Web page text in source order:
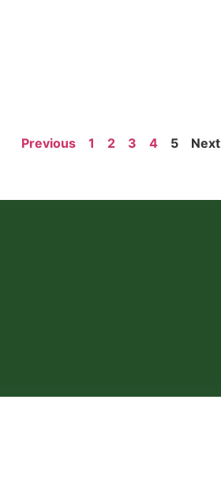
Previous 1 2 3 4 5 Next